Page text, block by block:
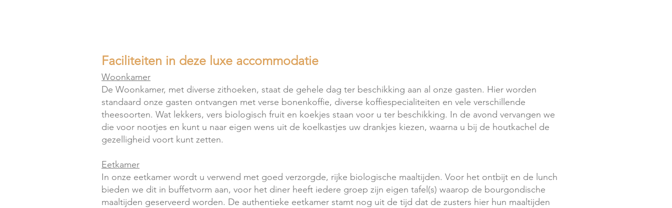
Faciliteiten in deze luxe accommodatie
Woonkamer
De Woonkamer, met diverse zithoeken, staat de gehele dag ter beschikking aan al onze gasten. Hier worden
standaard onze gasten ontvangen met verse bonenkoffie, diverse koffiespecialiteiten en vele verschillende
theesoorten. Wat lekkers, vers biologisch fruit en koekjes staan voor u ter beschikking. In de avond vervangen we
die voor nootjes en kunt u naar eigen wens uit de koelkastjes uw drankjes kiezen, waarna u bij de houtkachel de
gezelligheid voort kunt zetten.
Eetkamer
In onze eetkamer wordt u verwend met goed verzorgde, rijke biologische maaltijden. Voor het ontbijt en de lunch
bieden we dit in buffetvorm aan, voor het diner heeft iedere groep zijn eigen tafel(s) waarop de bourgondische
maaltijden geserveerd worden. De authentieke eetkamer stamt nog uit de tijd dat de zusters hier hun maaltijden